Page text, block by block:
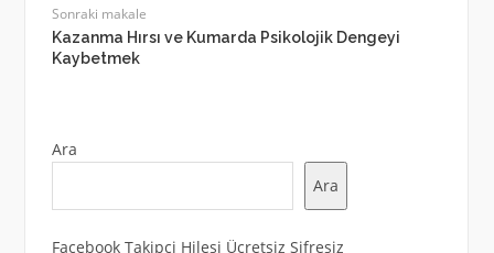
Sonraki makale
Kazanma Hırsı ve Kumarda Psikolojik Dengeyi
Kaybetmek
Ara
Ara
Facebook Takipçi Hilesi Ücretsiz Şifresiz